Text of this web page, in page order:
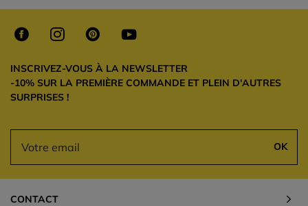
INSCRIVEZ-VOUS À LA NEWSLETTER
-10% SUR LA PREMIÈRE COMMANDE ET PLEIN D'AUTRES
SURPRISES !
OK
CONTACT